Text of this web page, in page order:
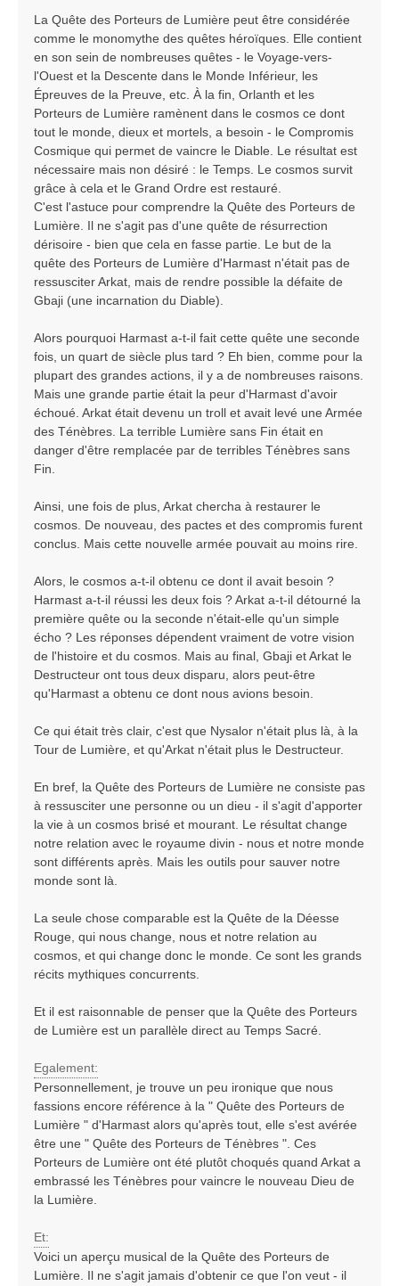
La Quête des Porteurs de Lumière peut être considérée
comme le monomythe des quêtes héroïques. Elle contient
en son sein de nombreuses quêtes - le Voyage-vers-
l'Ouest et la Descente dans le Monde Inférieur, les
Épreuves de la Preuve, etc. À la fin, Orlanth et les
Porteurs de Lumière ramènent dans le cosmos ce dont
tout le monde, dieux et mortels, a besoin - le Compromis
Cosmique qui permet de vaincre le Diable. Le résultat est
nécessaire mais non désiré : le Temps. Le cosmos survit
grâce à cela et le Grand Ordre est restauré.
C'est l'astuce pour comprendre la Quête des Porteurs de
Lumière. Il ne s'agit pas d'une quête de résurrection
dérisoire - bien que cela en fasse partie. Le but de la
quête des Porteurs de Lumière d'Harmast n'était pas de
ressusciter Arkat, mais de rendre possible la défaite de
Gbaji (une incarnation du Diable).
Alors pourquoi Harmast a-t-il fait cette quête une seconde
fois, un quart de siècle plus tard ? Eh bien, comme pour la
plupart des grandes actions, il y a de nombreuses raisons.
Mais une grande partie était la peur d'Harmast d'avoir
échoué. Arkat était devenu un troll et avait levé une Armée
des Ténèbres. La terrible Lumière sans Fin était en
danger d'être remplacée par de terribles Ténèbres sans
Fin.
Ainsi, une fois de plus, Arkat chercha à restaurer le
cosmos. De nouveau, des pactes et des compromis furent
conclus. Mais cette nouvelle armée pouvait au moins rire.
Alors, le cosmos a-t-il obtenu ce dont il avait besoin ?
Harmast a-t-il réussi les deux fois ? Arkat a-t-il détourné la
première quête ou la seconde n'était-elle qu'un simple
écho ? Les réponses dépendent vraiment de votre vision
de l'histoire et du cosmos. Mais au final, Gbaji et Arkat le
Destructeur ont tous deux disparu, alors peut-être
qu'Harmast a obtenu ce dont nous avions besoin.
Ce qui était très clair, c'est que Nysalor n'était plus là, à la
Tour de Lumière, et qu'Arkat n'était plus le Destructeur.
En bref, la Quête des Porteurs de Lumière ne consiste pas
à ressusciter une personne ou un dieu - il s'agit d'apporter
la vie à un cosmos brisé et mourant. Le résultat change
notre relation avec le royaume divin - nous et notre monde
sont différents après. Mais les outils pour sauver notre
monde sont là.
La seule chose comparable est la Quête de la Déesse
Rouge, qui nous change, nous et notre relation au
cosmos, et qui change donc le monde. Ce sont les grands
récits mythiques concurrents.
Et il est raisonnable de penser que la Quête des Porteurs
de Lumière est un parallèle direct au Temps Sacré.
Egalement:
Personnellement, je trouve un peu ironique que nous
fassions encore référence à la " Quête des Porteurs de
Lumière " d'Harmast alors qu'après tout, elle s'est avérée
être une " Quête des Porteurs de Ténèbres ". Ces
Porteurs de Lumière ont été plutôt choqués quand Arkat a
embrassé les Ténèbres pour vaincre le nouveau Dieu de
la Lumière.
Et:
Voici un aperçu musical de la Quête des Porteurs de
Lumière. Il ne s'agit jamais d'obtenir ce que l'on veut - il